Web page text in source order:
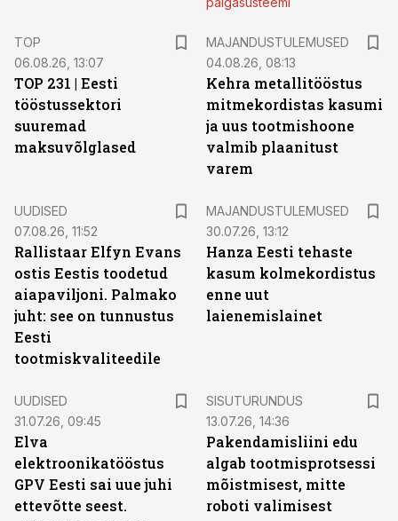
TOP
06.08.26, 13:07
TOP 231 | Eesti
tööstussektori
suuremad
maksuvõlglased
MAJANDUSTULEMUSED
04.08.26, 08:13
Kehra metallitööstus
mitmekordistas kasumi
ja uus tootmishoone
valmib plaanitust
varem
UUDISED
07.08.26, 11:52
Rallistaar Elfyn Evans
ostis Eestis toodetud
aiapaviljoni. Palmako
juht: see on tunnustus
Eesti
tootmiskvaliteedile
MAJANDUSTULEMUSED
30.07.26, 13:12
Hanza Eesti tehaste
kasum kolmekordistus
enne uut
laienemislainet
UUDISED
31.07.26, 09:45
Elva
elektroonikatööstus
GPV Eesti sai uue juhi
ettevõtte seest.
SISUTURUNDUS
13.07.26, 14:36
Pakendamisliini edu
algab tootmisprotsessi
mõistmisest, mitte
roboti valimisest